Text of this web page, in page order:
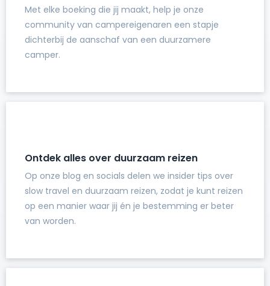
Met elke boeking die jij maakt, help je onze
community van campereigenaren een stapje
dichterbij de aanschaf van een duurzamere
camper.
Ontdek alles over duurzaam reizen
Op onze blog en socials delen we insider tips over
slow travel en duurzaam reizen, zodat je kunt reizen
op een manier waar jij én je bestemming er beter
van worden.